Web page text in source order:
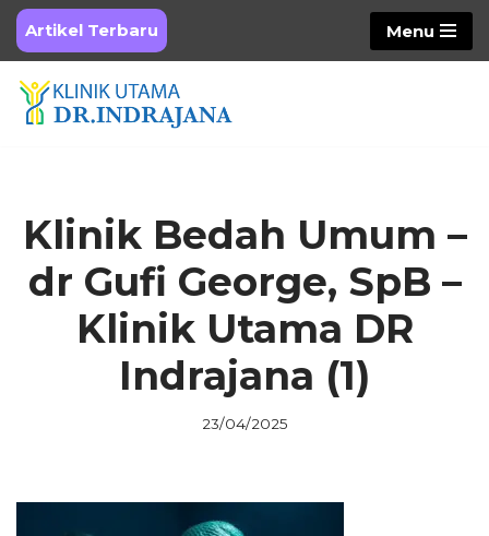
Skip
to
content
Artikel Terbaru Menu
Klinik Bedah Umum –
dr Gufi George, SpB –
Klinik Utama DR
Indrajana (1)
23/04/2025